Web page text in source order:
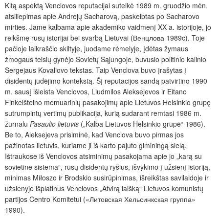
Kitą aspektą Venclovos reputacijai suteikė 1989 m. gruodžio mėn.
atsiliepimas apie Andrejų Sacharovą, paskelbtas po Sacharovo
mirties. Jame kalbama apie akademiko vaidmenį XX a. istorijoje, jo
reikšmę rusų istorijai bei svarbą Lietuvai (Венцлова 1989c). Toje
pačioje laikraščio skiltyje, juodame rėmelyje, įdėtas žymaus
žmogaus teisių gynėjo Sovietų Sąjungoje, buvusio politinio kalinio
Sergejaus Kovaliovo tekstas. Taip Venclova buvo įrašytas į
disidentų judėjimo kontekstą. Šį reputacijos sandą patvirtino 1990
m. sausį išleista Venclovos, Liudmilos Aleksejevos ir Eitano
Finkelšteino memuarinių pasakojimų apie Lietuvos Helsinkio grupę
sutrumpintų vertimų publikacija, kurią sudarant remtasi 1986 m.
žurnalu Pasaulio lietuvis („Kalba Lietuvos Helsinkio grupė“ 1986).
Be to, Aleksejeva prisiminė, kad Venclova buvo pirmas jos
pažinotas lietuvis, kuriame ji iš karto pajuto giminingą sielą.
Ištraukose iš Venclovos atsiminimų pasakojama apie jo „karą su
sovietine sistema“, rusų disidentų ryšius, išvykimo į užsienį istoriją,
minimas Miłoszo ir Brodskio susirūpinimas, išreikštas savilaidoje ir
užsienyje išplatinus Venclovos „Atvirą laišką“ Lietuvos komunistų
partijos Centro Komitetui («Литовская Хельсинкская группа»
1990).